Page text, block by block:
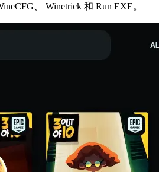
、 Winetrick 和 Run EXE。